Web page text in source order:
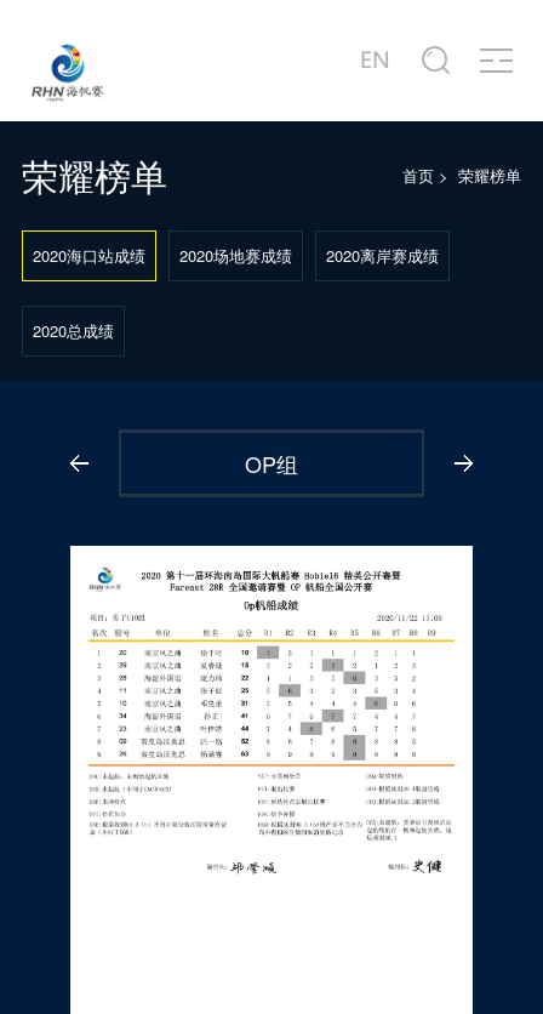
关于赛事
赛事公告
赛事概况
商务合作
合作商家介绍
合作概况
新闻中心
赛事新闻
行业动态
赛事图片
赛事精选
主题活动
赛事视频
赛事专题片
赛事宣传片
服务中心
城市介绍
港口介绍
站点信息
公司简介
发展历程
荣耀榜单 首页 > 荣耀榜单
2020海口站成绩 2020场地赛成绩 2020离岸赛成绩
2020总成绩
OP组